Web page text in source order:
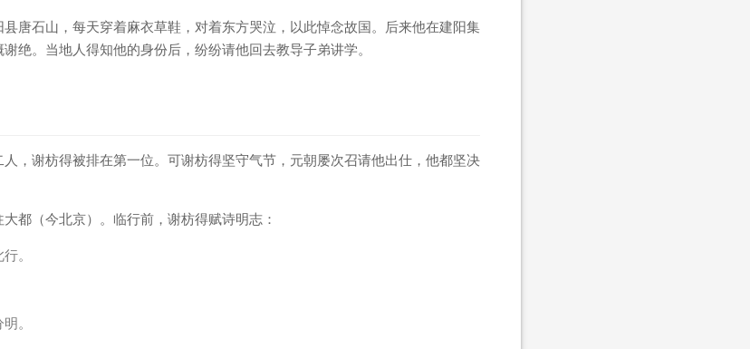
唐石山，每天穿着麻衣草鞋，对着东方哭泣，以此悼念故国。后来他在建阳集
绝。当地人得知他的身份后，纷纷请他回去教导子弟讲学。
，谢枋得被排在第一位。可谢枋得坚守气节，元朝屡次召请他出仕，他都坚决
都（今北京）。临行前，谢枋得赋诗明志：
。
。